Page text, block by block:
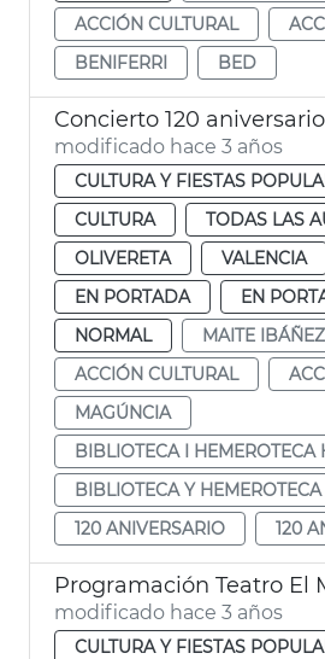
ACCIÓN CULTURAL
BENIFERRI
BED
modificado hace 3 años
CULTURA Y FIESTAS
CULTURA
TODAS LAS
OLIVERETA
VALENCIA
EN PORTADA
EN
NORMAL
MAITE IBÁÑEZ
ACCIÓN CULTURAL
MAGÚNCIA
BIBLIOTECA I HEMEROTECA
BIBLIOTECA Y
120 ANIVERSARIO
120
Programación Teatro El
modificado hace 3 años
CULTURA Y FIESTAS